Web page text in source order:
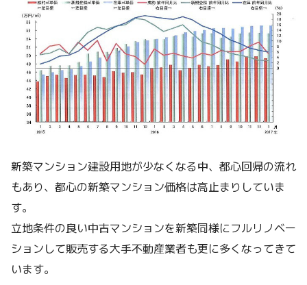
新築マンション建設用地が少なくなる中、都心回帰の流れ
もあり、都心の新築マンション価格は高止まりしていま
す。
立地条件の良い中古マンションを新築同様にフルリノベー
ションして販売する大手不動産業者も更に多くなってきて
います。